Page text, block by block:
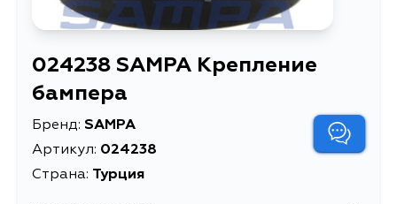
024238 SAMPA Крепление
бампера
Бренд: SAMPA
Артикул: 024238
Страна: Турция